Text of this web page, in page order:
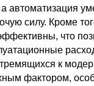
автоматизация
силу. Кроме
что
к
фактором,